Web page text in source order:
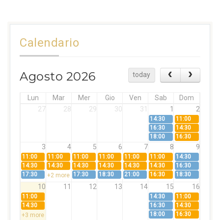
Calendario
Agosto 2026 today
Lun Mar Mer Gio Ven Sab
Dom
27
28 29 30 31 1 2
14:30
11:00
16:30
14:30
18:00
16:30
3 4 5 6 7 8 9
11:00 11:00 11:00 11:00 11:00 11:00
14:30
14:30
14:30 14:30 14:30 14:30 14:30
16:30
17:30
+2 more 17:30 18:30 21:00 16:30 18:30
10 11 12 13 14 15 16
11:00 14:30
11:00
14:30
16:30
14:30
+3 more
18:00 16:30